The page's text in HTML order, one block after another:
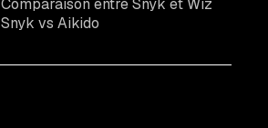
Comparaison entre Snyk et Wiz
Snyk vs Aikido